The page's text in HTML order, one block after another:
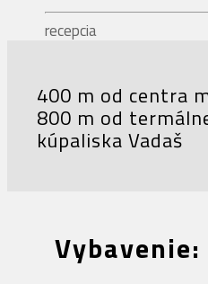
recepcia
400 m od centra
800 m od
kúpaliska Vadaš
Vybavenie: